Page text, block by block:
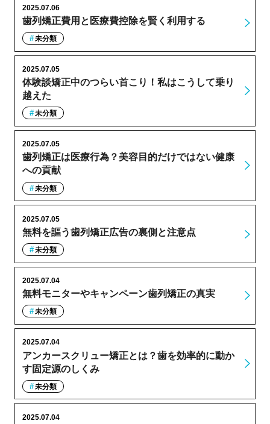
歯列矯正費用と医療費控除を賢く利用する
2025.07.06
未分類
体験談矯正中のつらい首こり！私はこうして乗り
越えた
2025.07.05
未分類
歯列矯正は医療行為？美容目的だけではない健康
への貢献
2025.07.05
未分類
無料を謳う歯列矯正広告の裏側と注意点
2025.07.05
未分類
無料モニターやキャンペーン歯列矯正の真実
2025.07.04
未分類
アンカースクリュー矯正とは？歯を効率的に動か
す固定源のしくみ
2025.07.04
未分類
2025.07.04